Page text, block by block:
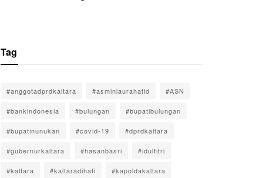
Tag
#anggotadprdkaltara #asminlaurahafid #ASN
#bankindonesia #bulungan #bupatibulungan
#bupatinunukan #covid-19 #dprdkaltara
#gubernurkaltara #hasanbasri #idulfitri
#kaltara #kaltaradihati #kapoldakaltara